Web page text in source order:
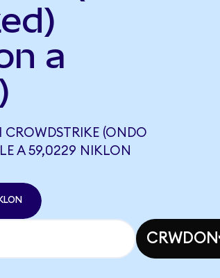
a
(ONDO
A 59,0229 NIKLON
CRWDON